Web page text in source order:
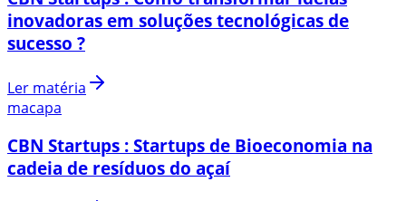
inovadoras em soluções tecnológicas de
sucesso ?
Ler matéria
macapa
CBN Startups : Startups de Bioeconomia na
cadeia de resíduos do açaí